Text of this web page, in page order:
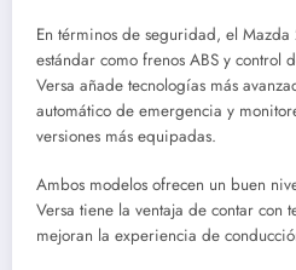
En términos de seguridad, el Mazda
estándar como frenos ABS y control
Versa añade tecnologías más
automático de emergencia y
versiones más equipadas.
Ambos modelos ofrecen un buen
Versa tiene la ventaja de contar con
mejoran la experiencia de